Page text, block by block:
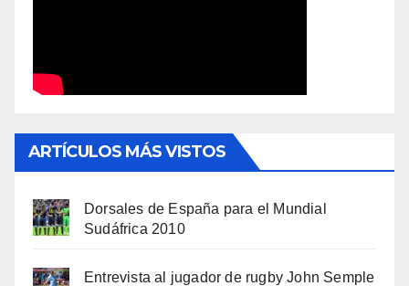
ARTÍCULOS MÁS VISTOS
Dorsales de España para el Mundial
Sudáfrica 2010
Entrevista al jugador de rugby John Semple